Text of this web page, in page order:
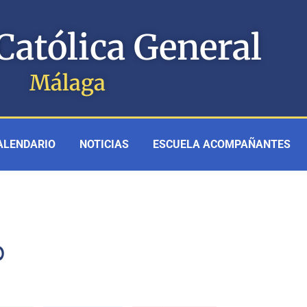
General
Málaga
NOTICIAS ESCUELA ACOMPAÑANTES